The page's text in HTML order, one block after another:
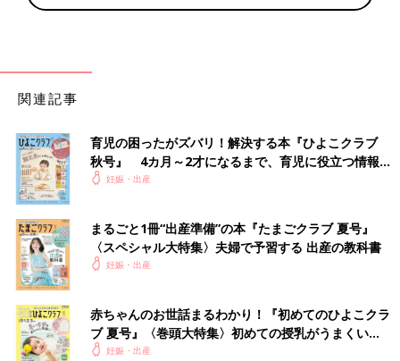
関連記事
育児の困ったがズバリ！解決する本『ひよこクラブ
秋号』 4カ月～2才になるまで、育児に役立つ情報が
いっぱい！
妊娠・出産
まるごと1冊“出産準備”の本『たまごクラブ 夏号』
〈スペシャル大特集〉夫婦で予習する 出産の教科書
妊娠・出産
赤ちゃんのお世話まるわかり！『初めてのひよこクラ
ブ 夏号』〈巻頭大特集〉初めての授乳がうまくい
く！ おっぱい・ミルクの基本と夏のトラブル 解決テ
妊娠・出産